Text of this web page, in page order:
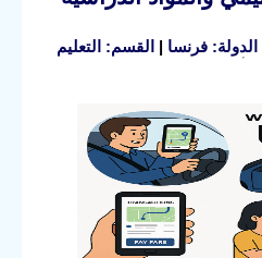
الدولة: فرنسا | القسم: التعليم